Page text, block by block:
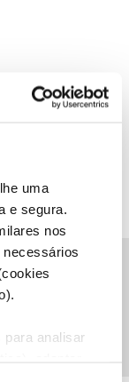
uma
e segura.
nos
para analisar